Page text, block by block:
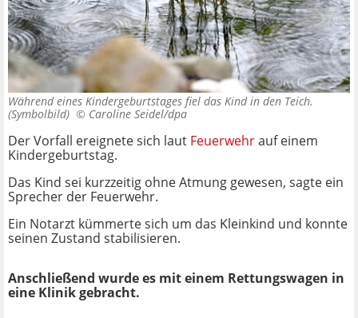
Während eines Kindergeburtstages fiel das Kind in den Teich.
(Symbolbild) © Caroline Seidel/dpa
Der Vorfall ereignete sich laut Feuerwehrauf einem
Kindergeburtstag.
Das Kind sei kurzzeitig ohne Atmung gewesen, sagte ein
Sprecher der Feuerwehr.
Ein Notarzt kümmerte sich um das Kleinkind und konnte
seinen Zustand stabilisieren.
Anschließend wurde es mit einem Rettungswagen in
eine Klinik gebracht.